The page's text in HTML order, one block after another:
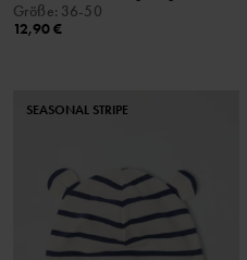
Größe: 36-50
12,90 €
SEASONAL STRIPE